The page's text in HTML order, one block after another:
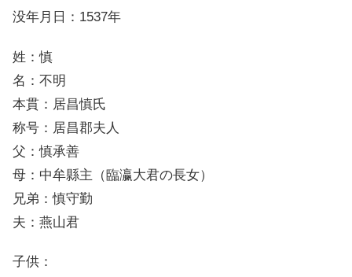
没年月日：1537年
姓：慎
名：不明
本貫：居昌慎氏
称号：居昌郡夫人
父：慎承善
母：中牟縣主（臨瀛大君の長女）
兄弟：慎守勤
夫：燕山君
子供：